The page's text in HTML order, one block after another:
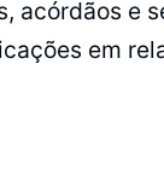
acórdãos e
em